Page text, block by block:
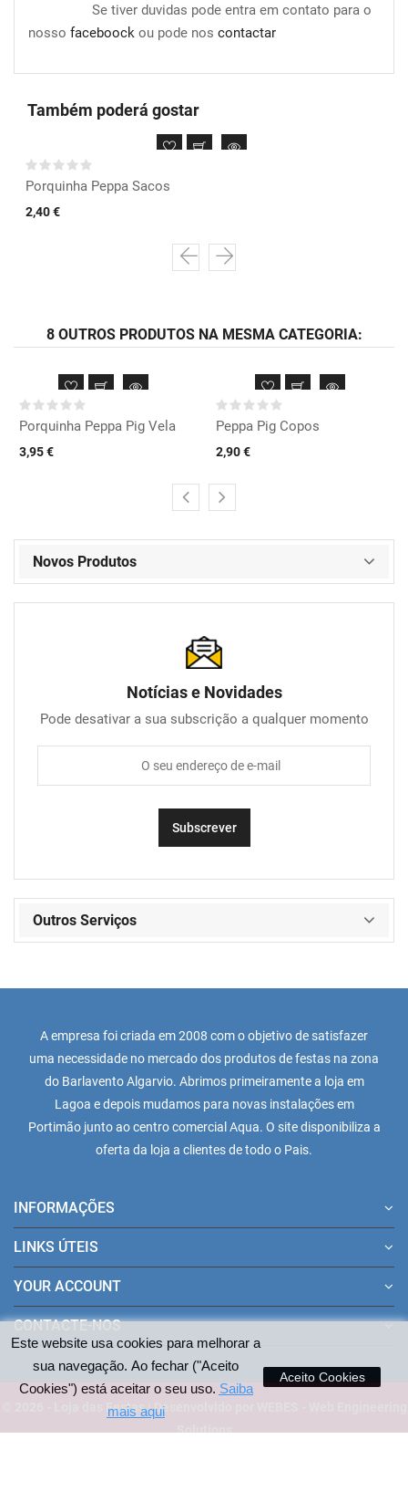
Este website usa cookies para melhorar a
sua navegação. Ao fechar ("Aceito
Cookies") está aceitar o seu uso. Saiba
mais aqui
Aceito Cookies
Se tiver duvidas pode entra em contato para o
nosso faceboock ou pode nos contactar
Também poderá gostar
Porquinha Peppa Sacos
2,40 €
8 OUTROS PRODUTOS NA MESMA CATEGORIA:
Porquinha Peppa Pig Vela
3,95 €
Peppa Pig Copos
2,90 €
Novos Produtos
Notícias e Novidades
Pode desativar a sua subscrição a qualquer momento
Outros Serviços
A empresa foi criada em 2008 com o objetivo de satisfazer
uma necessidade no mercado dos produtos de festas na zona
do Barlavento Algarvio. Abrimos primeiramente a loja em
Lagoa e depois mudamos para novas instalações em
Portimão junto ao centro comercial Aqua. O site disponibiliza a
oferta da loja a clientes de todo o Pais.
INFORMAÇÕES
LINKS ÚTEIS
YOUR ACCOUNT
CONTACTE-NOS
© 2026 - Loja das Festas | Desenvolvido por WEBES - Web Engineering
Solutions